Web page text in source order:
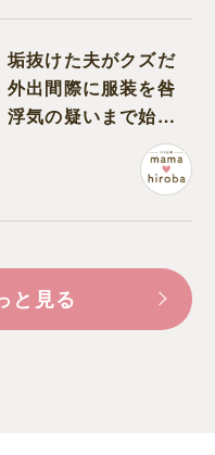
垢抜けた夫がクズだ
外出間際に服装を咎
浮気の疑いまで始め
と見る